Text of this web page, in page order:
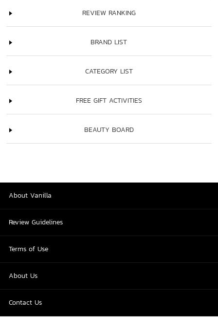
REVIEW RANKING
BRAND LIST
CATEGORY LIST
FREE GIFT ACTIVITIES
BEAUTY BOARD
About Vanilla
Review Guidelines
Terms of Use
About Us
Contact Us